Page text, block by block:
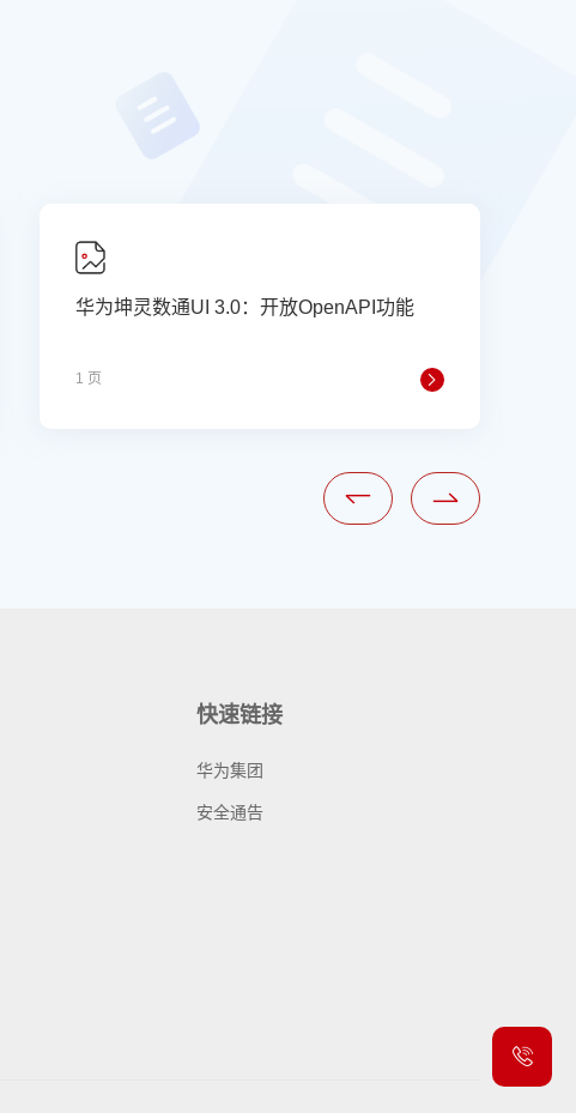
华为坤灵数通UI 3.0：开放OpenAPI功能
1 页
快速链接
华为集团
安全通告